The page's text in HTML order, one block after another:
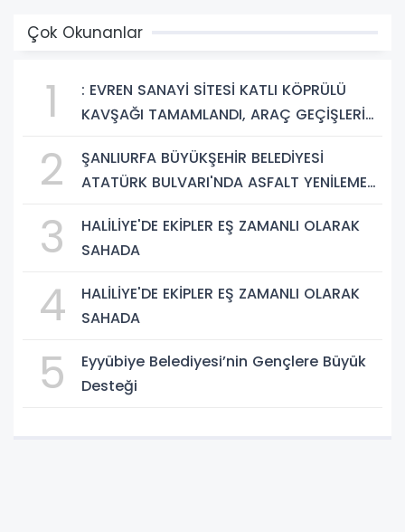
Çok Okunanlar
1
: EVREN SANAYİ SİTESİ KATLI KÖPRÜLÜ
KAVŞAĞI TAMAMLANDI, ARAÇ GEÇİŞLERİ
2
ŞANLIURFA BÜYÜKŞEHİR BELEDİYESİ
ATATÜRK BULVARI'NDA ASFALT YENİLEME
3
HALİLİYE'DE EKİPLER EŞ ZAMANLI OLARAK
SAHADA
4
HALİLİYE'DE EKİPLER EŞ ZAMANLI OLARAK
SAHADA
5
Eyyübiye Belediyesi’nin Gençlere Büyük
Desteği